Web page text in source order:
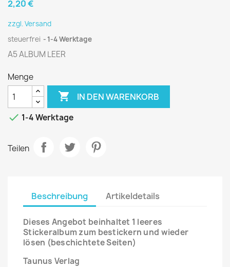
2,20 €
zzgl. Versand
steuerfrei
1-4 Werktage
A5 ALBUM LEER
Menge
 IN DEN WARENKORB
 1-4 Werktage
Teilen
Beschreibung Artikeldetails
Dieses Angebot beinhaltet 1 leeres
Stickeralbum zum bestickern und wieder
lösen (beschichtete Seiten)
Taunus Verlag